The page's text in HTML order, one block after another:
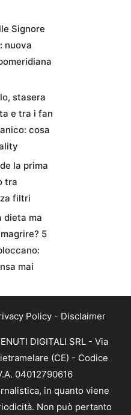
Signore
nuova
stasera
e tra i fan
cosa
la prima
tra
filtri
dieta ma
5
mai
Policy - Disclaimer
DIGITALI SRL - Via
(CE) - Codice
04012790616
in quanto viene
Non può pertanto